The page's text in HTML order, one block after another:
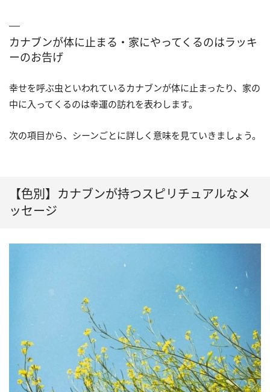
カナブンが体に止まる・家にやってくるのはラッキ
ーのお告げ
幸せを呼ぶ虫といわれているカナブンが体に止まったり、家の
中に入ってくるのは幸運の訪れを表わします。
次の項目から、シーンごとに詳しく意味を見ていきましょう。
【色別】カナブンが持つスピリチュアルなメ
ッセージ